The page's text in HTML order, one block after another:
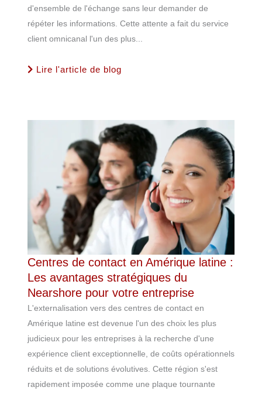
d'ensemble de l'échange sans leur demander de
répéter les informations. Cette attente a fait du service
client omnicanal l'un des plus...
Lire l'article de blog
Centres de contact en Amérique latine :
Les avantages stratégiques du
Nearshore pour votre entreprise
L'externalisation vers des centres de contact en
Amérique latine est devenue l'un des choix les plus
judicieux pour les entreprises à la recherche d'une
expérience client exceptionnelle, de coûts opérationnels
réduits et de solutions évolutives. Cette région s'est
rapidement imposée comme une plaque tournante